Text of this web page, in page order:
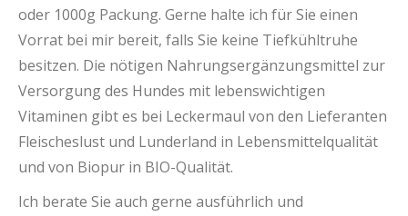
oder 1000g Packung. Gerne halte ich für Sie einen
Vorrat bei mir bereit, falls Sie keine Tiefkühltruhe
besitzen. Die nötigen Nahrungsergänzungsmittel zur
Versorgung des Hundes mit lebenswichtigen
Vitaminen gibt es bei Leckermaul von den Lieferanten
Fleischeslust und Lunderland in Lebensmittelqualität
und von Biopur in BIO-Qualität.
Ich berate Sie auch gerne ausführlich und